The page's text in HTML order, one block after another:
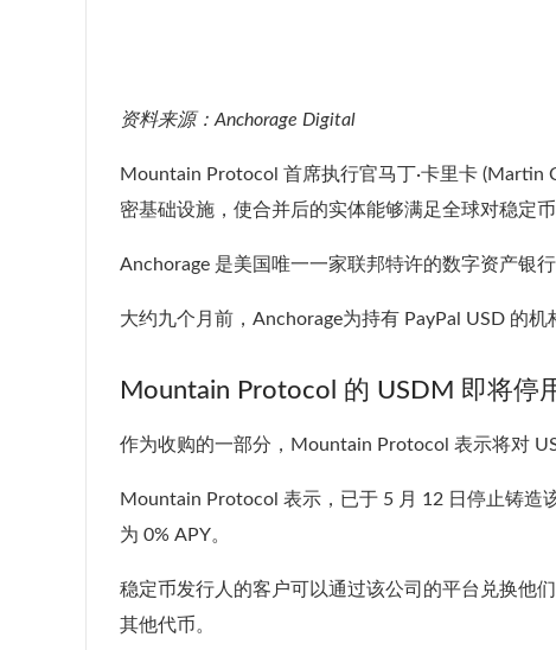
资料来源： Anchorage Digital
Mountain Protocol 首席执行官马丁·卡里卡 (Martin
密基础设施，使合并后的实体能够满足全球对稳定
Anchorage 是美国唯一一家联邦特许的数字资产银
大约九个月前，Anchorage为持有 PayPal USD 的机
Mountain Protocol 的 USDM 即将停
作为收购的一部分，Mountain Protocol 表示将对
Mountain Protocol 表示，已于 5 月 12 日停止铸造
为 0% APY。
稳定币发行人的客户可以通过该公司的平台兑换他
其他代币。